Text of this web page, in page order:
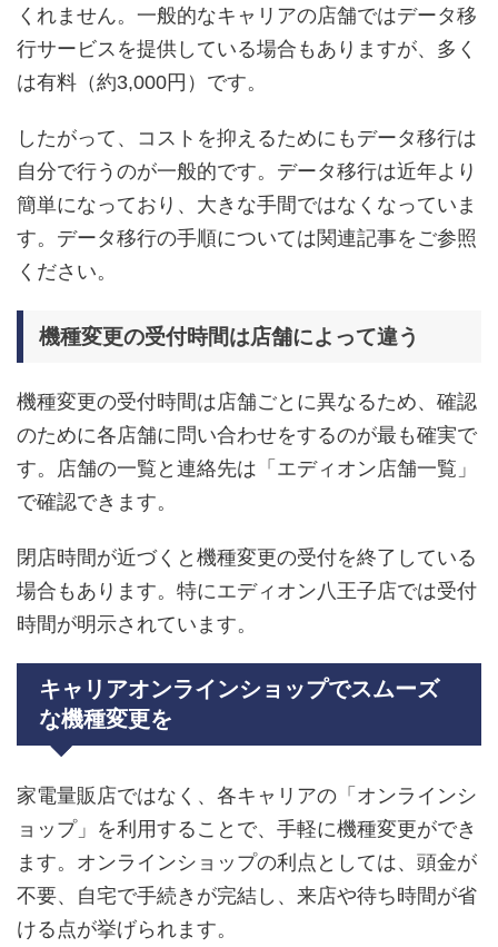
くれません。一般的なキャリアの店舗ではデータ移
行サービスを提供している場合もありますが、多く
は有料（約3,000円）です。
したがって、コストを抑えるためにもデータ移行は
自分で行うのが一般的です。データ移行は近年より
簡単になっており、大きな手間ではなくなっていま
す。データ移行の手順については関連記事をご参照
ください。
機種変更の受付時間は店舗によって違う
機種変更の受付時間は店舗ごとに異なるため、確認
のために各店舗に問い合わせをするのが最も確実で
す。店舗の一覧と連絡先は「エディオン店舗一覧」
で確認できます。
閉店時間が近づくと機種変更の受付を終了している
場合もあります。特にエディオン八王子店では受付
時間が明示されています。
キャリアオンラインショップでスムーズ
な機種変更を
家電量販店ではなく、各キャリアの「オンラインシ
ョップ」を利用することで、手軽に機種変更ができ
ます。オンラインショップの利点としては、頭金が
不要、自宅で手続きが完結し、来店や待ち時間が省
ける点が挙げられます。